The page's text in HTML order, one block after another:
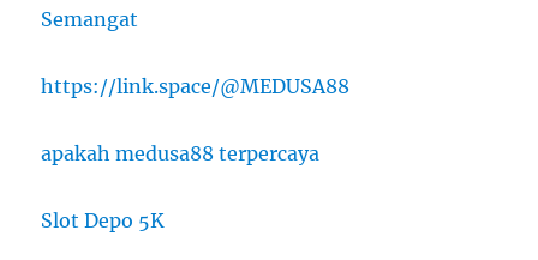
Semangat
https://link.space/@MEDUSA88
apakah medusa88 terpercaya
Slot Depo 5K